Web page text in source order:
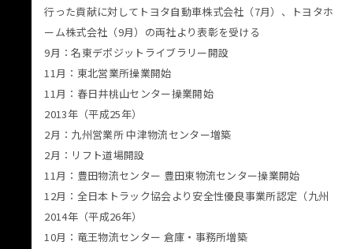
行った貢献に対してトヨタ自動車株式会社（7月）、トヨタホ
ーム株式会社（9月）の両社より表彰を受ける
9月：名東デポジットライブラリー開設
11月：東北営業所操業開始
11月：春日井桃山センター操業開始
2013年（平成25年）
2月：九州営業所 中津物流センター増築
2月：リフト道場開設
11月：豊田物流センター 豊田東物流センター操業開始
12月：全日本トラック協会より安全性優良事業所認定（九州
2014年（平成26年）
10月：竜王物流センター 倉庫・事務所増築